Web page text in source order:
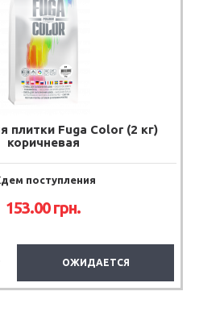
плитки Fuga Color (2 кг)
коричневая
поступления
153.00грн.
ОЖИДАЕТСЯ